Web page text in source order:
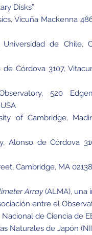
Disks”
Vicuña Mackenna
de Chile,
Córdova 3107,
520
of Cambridge,
Alonso de Córdova
Cambridge, MA
Array(ALMA), una
entre el
de Ciencia de
Naturales de Japón